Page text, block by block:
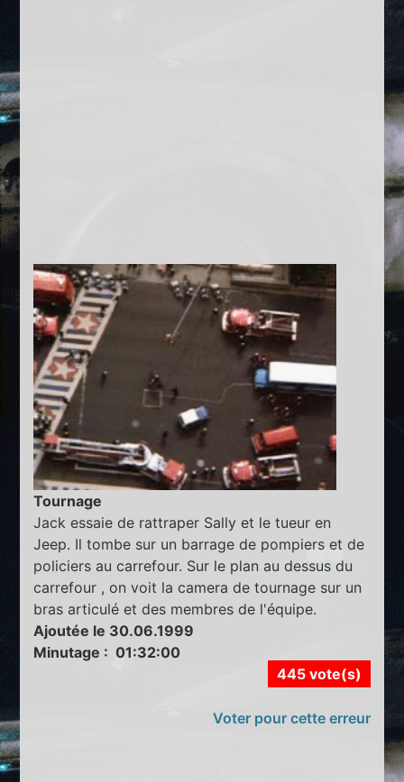
Tournage
Jack essaie de rattraper Sally et le tueur en
Jeep. Il tombe sur un barrage de pompiers et de
policiers au carrefour. Sur le plan au dessus du
carrefour , on voit la camera de tournage sur un
bras articulé et des membres de l'équipe.
Ajoutée le 30.06.1999
Minutage : 01:32:00
445 vote(s)
Voter pour cette erreur